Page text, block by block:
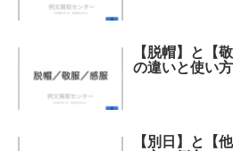
【脱帽】と【
の違いと使い
【別日】と【